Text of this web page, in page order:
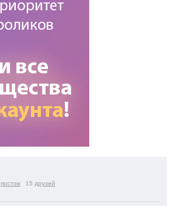
постов 15 друзей